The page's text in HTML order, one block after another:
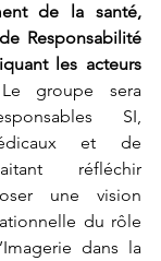
de la santé,
Responsabilité
les acteurs
Le groupe sera
SI,
et de
réfléchir
une vision
du rôle
dans la